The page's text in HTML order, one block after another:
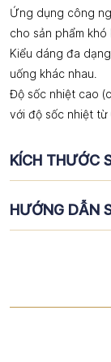
Ứng dụng công
cho sản phẩm khó
Kiểu dáng đa
uống khác nhau.
Độ sốc nhiệt cao
với độ sốc nhiệt từ
KÍCH THƯỚC
HƯỚNG DẪN